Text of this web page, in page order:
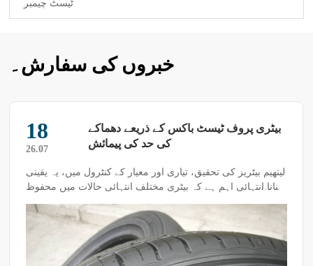
خبروں کی سفارش۔
18
26.07
بیٹری پروف ٹیسٹ باکس کے ذریعے دھماکے
کی حد کی پیمائش
لیتھیم بیٹریز کی تحقیق، تیاری اور معیار کے کنٹرول میں، یہ یقینی
بنانا انتہائی اہم ہے کہ بیٹری مختلف انتہائی حالات میں محفوظ
کسی خاص بدسلوکی کی صورت حال (جیسے زیادہ چارج، زیادہ
ڈسچارج، اعلی درجہ حرارت، سوئی چبھنے، یا دباؤ) میں اندرونی
ردعمل کے کنٹرول سے باہر ہو کر شدید پھٹنے، آگ پکڑنے یا
دھماکے کی طرف بڑھتی ہے۔ اس حد کا درست تعین بیٹری کی